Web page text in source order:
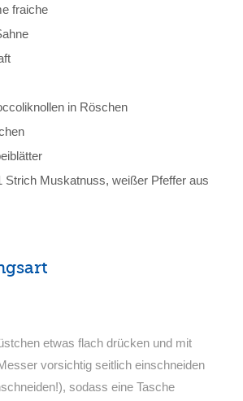
fraiche
in Röschen
Strich Muskatnuss, weißer Pfeffer aus
etwas flach drücken und mit
vorsichtig seitlich einschneiden
sodass eine Tasche